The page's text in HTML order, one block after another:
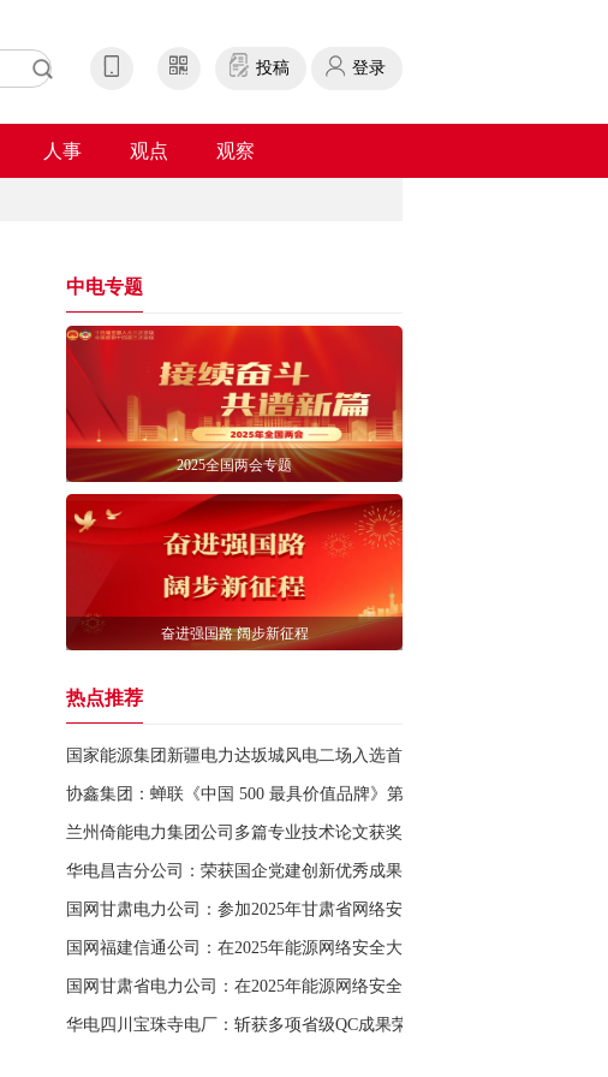
投稿 登录
人事 观点 观察
中电专题
2025全国两会专题
奋进强国路 阔步新征程
热点推荐
国家能源集团新疆电力达坂城风电二场入选首批新疆工业遗产
协鑫集团：蝉联《中国 500 最具价值品牌》第50位
兰州倚能电力集团公司多篇专业技术论文获奖
华电昌吉分公司：荣获国企党建创新优秀成果
国网甘肃电力公司：参加2025年甘肃省网络安全实战演练并取得佳绩
国网福建信通公司：在2025年能源网络安全大赛中喜获佳绩
国网甘肃省电力公司：在2025年能源网络安全大赛中获得优异成绩
华电四川宝珠寺电厂：斩获多项省级QC成果荣誉